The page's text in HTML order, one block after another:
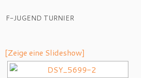
F-JUGEND TURNIER
[Zeige eine Slideshow]